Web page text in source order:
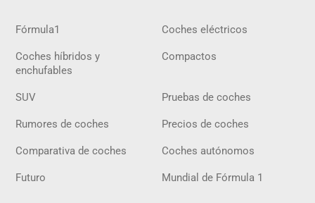
Fórmula1 Coches eléctricos
Coches híbridos y
enchufables
Compactos
SUV Pruebas de coches
Rumores de coches Precios de coches
Comparativa de coches Coches autónomos
Futuro Mundial de Fórmula 1